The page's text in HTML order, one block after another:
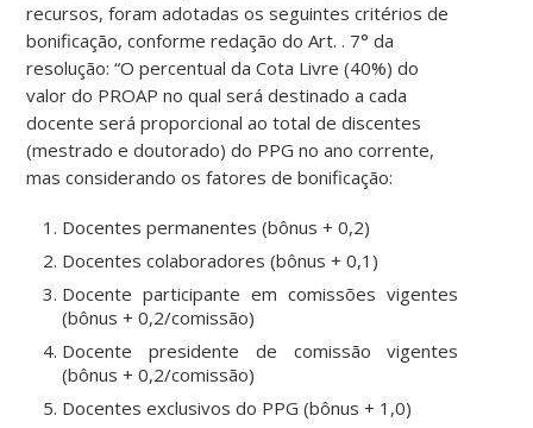
recursos, foram adotadas os seguintes critérios de
bonificação, conforme redação do Art. . 7° da
resolução: “O percentual da Cota Livre (40%) do
valor do PROAP no qual será destinado a cada
docente será proporcional ao total de discentes
(mestrado e doutorado) do PPG no ano corrente,
mas considerando os fatores de bonificação:
Docentes permanentes (bônus + 0,2)
Docentes colaboradores (bônus + 0,1)
Docente participante em comissões vigentes
(bônus + 0,2/comissão)
Docente presidente de comissão vigentes
(bônus + 0,2/comissão)
Docentes exclusivos do PPG (bônus + 1,0)